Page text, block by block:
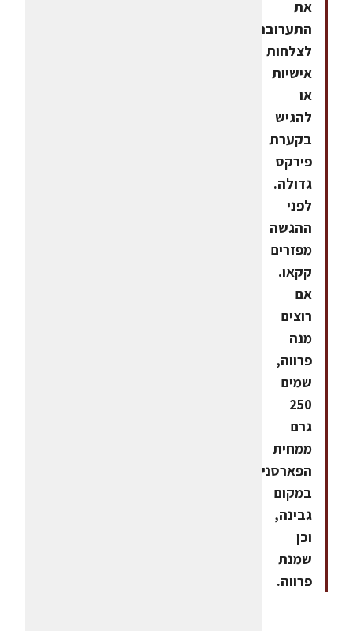
את
התערובת
לצלחות
אישיות
או
להגיש
בקערת
פירקס
גדולה.
לפני
ההגשה
מפזרים
קקאו.
אם
רוצים
מנה
פרווה,
שמים
250
גרם
ממחית
הפארסניפ
במקום
גבינה,
וכן
שמנת
פרווה.